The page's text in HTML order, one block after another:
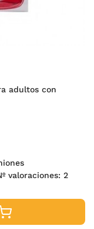
adultos con
valoraciones: 2